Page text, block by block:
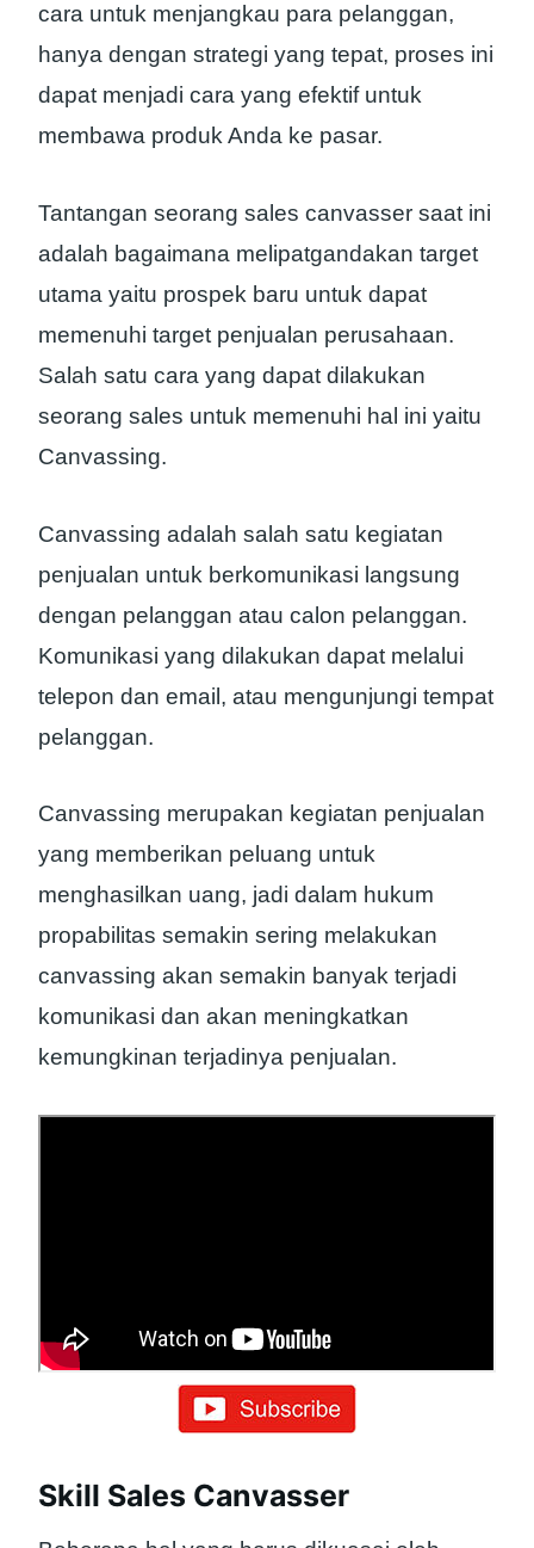
cara untuk menjangkau para pelanggan,
hanya dengan strategi yang tepat, proses ini
dapat menjadi cara yang efektif untuk
membawa produk Anda ke pasar.
Tantangan seorang sales canvasser saat ini
adalah bagaimana melipatgandakan target
utama yaitu prospek baru untuk dapat
memenuhi target penjualan perusahaan.
Salah satu cara yang dapat dilakukan
seorang sales untuk memenuhi hal ini yaitu
Canvassing.
Canvassing adalah salah satu kegiatan
penjualan untuk berkomunikasi langsung
dengan pelanggan atau calon pelanggan.
Komunikasi yang dilakukan dapat melalui
telepon dan email, atau mengunjungi tempat
pelanggan.
Canvassing merupakan kegiatan penjualan
yang memberikan peluang untuk
menghasilkan uang, jadi dalam hukum
propabilitas semakin sering melakukan
canvassing akan semakin banyak terjadi
komunikasi dan akan meningkatkan
kemungkinan terjadinya penjualan.
Skill Sales Canvasser